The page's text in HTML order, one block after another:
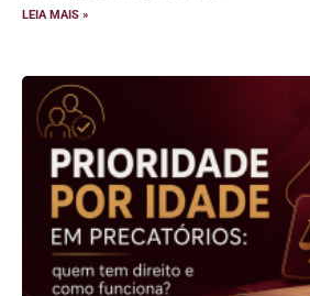
LEIA MAIS »